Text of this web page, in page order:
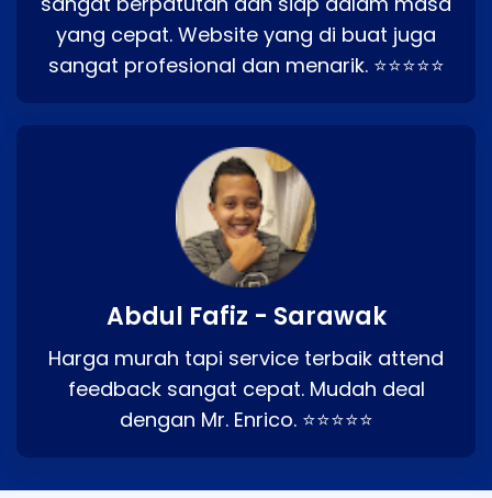
yang cepat. Website yang di buat juga
sangat profesional dan menarik. ⭐⭐⭐⭐⭐
Abdul Fafiz - Sarawak
Harga murah tapi service terbaik attend
feedback sangat cepat. Mudah deal
dengan Mr. Enrico. ⭐⭐⭐⭐⭐